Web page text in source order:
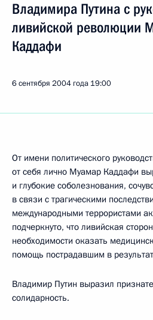
Владимира Путина с
ливийской революции
Каддафи
6 сентября 2004 года 19:00
От имени политического
от себя лично Муамар Каддафи
и глубокие соболезнования,
в связи с трагическими
международными террористами
подчеркнуто, что ливийская
необходимости оказать
помощь пострадавшим в
Владимир Путин выразил
солидарность.